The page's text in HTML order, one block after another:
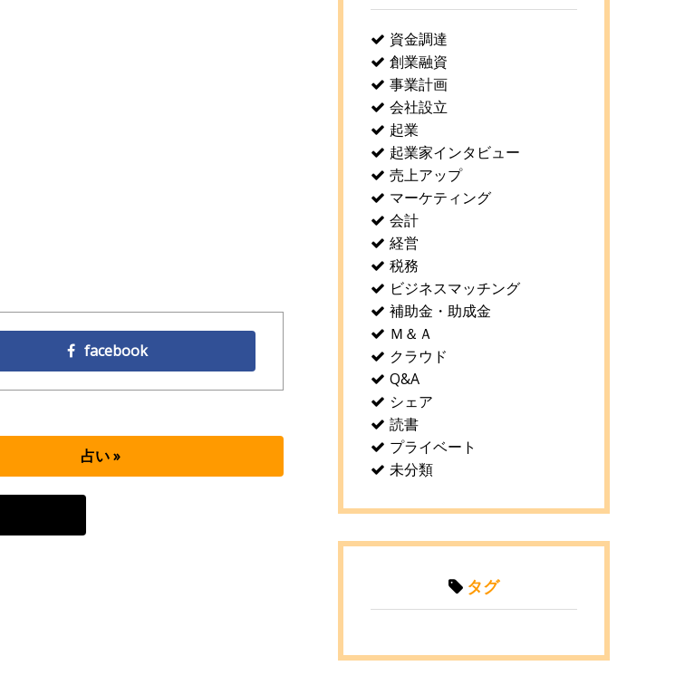
facebook
占い »
資金調達
創業融資
事業計画
会社設立
起業
起業家インタビュー
売上アップ
マーケティング
会計
経営
税務
ビジネスマッチング
補助金・助成金
Ｍ＆Ａ
クラウド
Q&A
シェア
読書
プライベート
未分類
タグ